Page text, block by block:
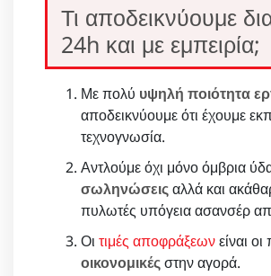
Τι αποδεικνύουμε
24h και με εμπειρία;
Με πολύ υψηλή ποιότητα
αποδεικνύουμε ότι έχουμε
τεχνογνωσία.
Αντλούμε όχι μόνο όμβρια
σωληνώσειςαλλά και
πυλωτές υπόγεια ασανσέρ
Οι τιμές αποφράξεωνείναι οι
οικονομικέςστην αγορά.